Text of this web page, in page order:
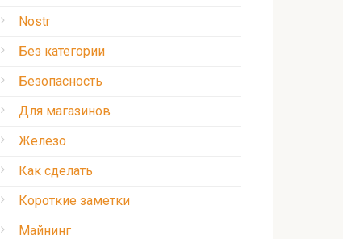
Nostr
Без категории
Безопасность
Для магазинов
Железо
Как сделать
Короткие заметки
Майнинг